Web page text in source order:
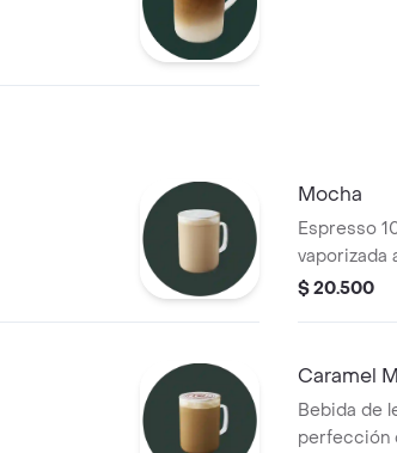
Mocha
Espresso
vaporizada
chocolate
$ 20.500
Caramel
Bebida de
perfección